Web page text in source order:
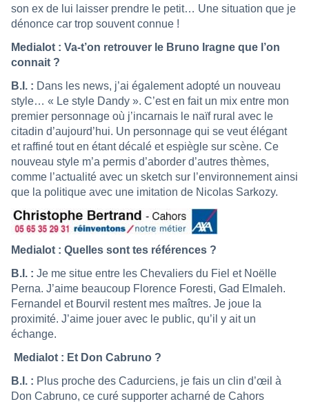
son ex de lui laisser prendre le petit… Une situation que je
dénonce car trop souvent connue !
Medialot : Va-t’on retrouver le Bruno Iragne que l’on
connait ?
B.I. : Dans les news, j’ai également adopté un nouveau
style… « Le style Dandy ». C’est en fait un mix entre mon
premier personnage où j’incarnais le naïf rural avec le
citadin d’aujourd’hui. Un personnage qui se veut élégant
et raffiné tout en étant décalé et espiègle sur scène. Ce
nouveau style m’a permis d’aborder d’autres thèmes,
comme l’actualité avec un sketch sur l’environnement ainsi
que la politique avec une imitation de Nicolas Sarkozy.
Medialot : Quelles sont tes références ?
B.I. : Je me situe entre les Chevaliers du Fiel et Noëlle
Perna. J’aime beaucoup Florence Foresti, Gad Elmaleh.
Fernandel et Bourvil restent mes maîtres. Je joue la
proximité. J’aime jouer avec le public, qu’il y ait un
échange.
Medialot : Et Don Cabruno ?
B.I. : Plus proche des Cadurciens, je fais un clin d’œil à
Don Cabruno, ce curé supporter acharné de Cahors